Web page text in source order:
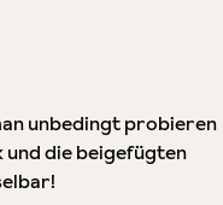
unbedingt probieren
und die beigefügten